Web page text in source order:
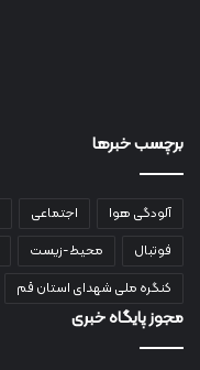
برچسب خبرها
آلودگی هوا اجتماعی
فوتبال
محیط-زیست
کنگره ملی شهدای استان قم
مجوز پایگاه خبری